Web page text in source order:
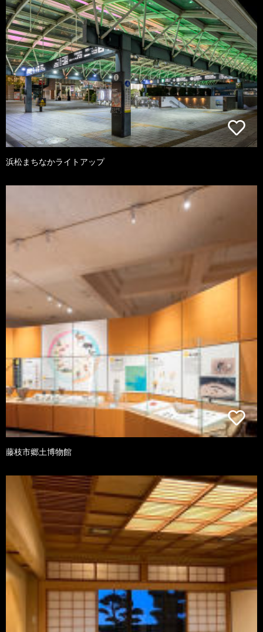
浜松まちなかライトアップ
藤枝市郷土博物館